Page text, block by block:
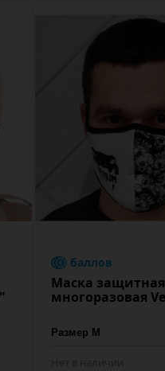
баллов
Маска защитная
многоразовая